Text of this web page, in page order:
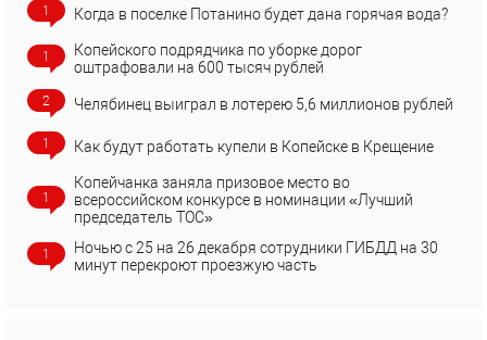
1 Когда в поселке Потанино будет дана горячая вода?
1
Копейского подрядчика по уборке дорог
оштрафовали на 600 тысяч рублей
2 Челябинец выиграл в лотерею 5,6 миллионов рублей
1 Как будут работать купели в Копейске в Крещение
1
Копейчанка заняла призовое место во
всероссийском конкурсе в номинации «Лучший
председатель ТОС»
1
Ночью с 25 на 26 декабря сотрудники ГИБДД на 30
минут перекроют проезжую часть